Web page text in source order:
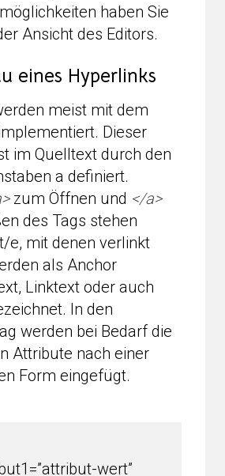
haben Sie
Ansicht des Editors.
eines Hyperlinks
meist mit dem
Dieser
im Quelltext durch den
a definiert.
zum Öffnen und </a>
des Tags stehen
e, mit denen verlinkt
als Anchor
Linktext oder auch
In den
werden bei Bedarf die
Attribute nach einer
Form eingefügt.
wert”